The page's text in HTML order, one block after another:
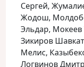
Сергей,
Жодош,
Эльдар, Мокеев
Зикиров
Мелис,
Логвинов